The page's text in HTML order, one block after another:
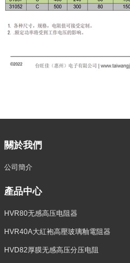
關於我們
公司簡介
產品中心
HVR80无感高压电阻器
HVR40A大紅袍高壓玻璃釉電阻器
HVD82厚膜无感高压分压电阻